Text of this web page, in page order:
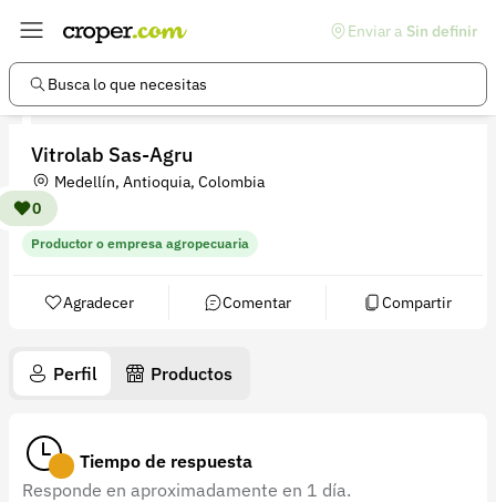
Enviar a Sin definir
Busca lo que necesitas
0
Vitrolab Sas-Agru
Medellín, Antioquia, Colombia
Productor o empresa agropecuaria
Agradecer Comentar Compartir
Perfil Productos
Tiempo de respuesta
Responde en aproximadamente en 1 día.
Enlaces de interés
Preguntas frecuentes
Ayuda
Información legal
Términos y condiciones
Política de devoluciones
Cuenta
Registrarse